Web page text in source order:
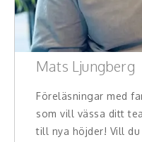
Mats Ljungberg
Föreläsningar med
som vill vässa ditt
till nya höjder! Vill